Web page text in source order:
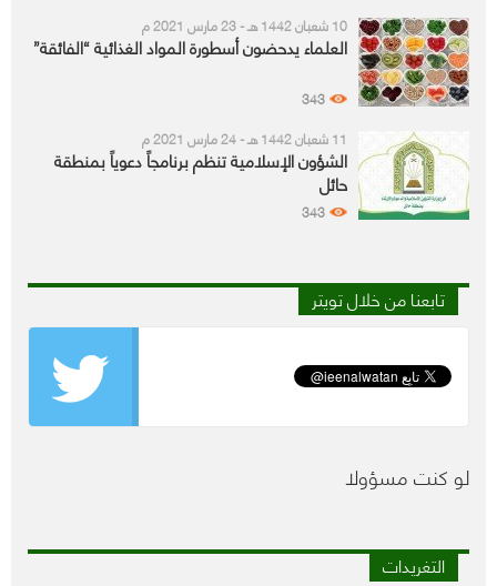
10 شعبان 1442 هـ - 23 مارس 2021 م
العلماء يدحضون أسطورة المواد الغذائية “الفائقة”
343
11 شعبان 1442 هـ - 24 مارس 2021 م
الشؤون الإسلامية تنظم برنامجاً دعوياً بمنطقة
حائل
343
تابعنا من خلال تويتر
لو كنت مسؤولا
التغريدات